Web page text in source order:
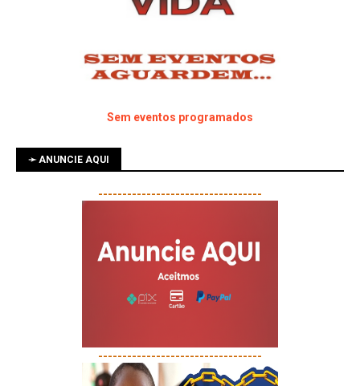
Sem eventos programados
➛ ANUNCIE AQUI
----------------------------------
----------------------------------